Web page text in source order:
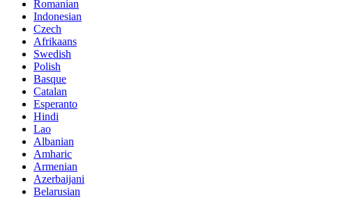
Romanian
Indonesian
Czech
Afrikaans
Swedish
Polish
Basque
Catalan
Esperanto
Hindi
Lao
Albanian
Amharic
Armenian
Azerbaijani
Belarusian